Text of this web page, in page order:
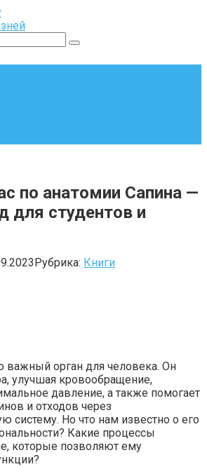
по анатомии Сапина —
для студентов и
Рубрика: Книги
важный орган для человека. Он
улучшая кровообращение,
давление, а также помогает
и отходов через
систему. Но что нам известно о его
Какие процессы
которые позволяют ему